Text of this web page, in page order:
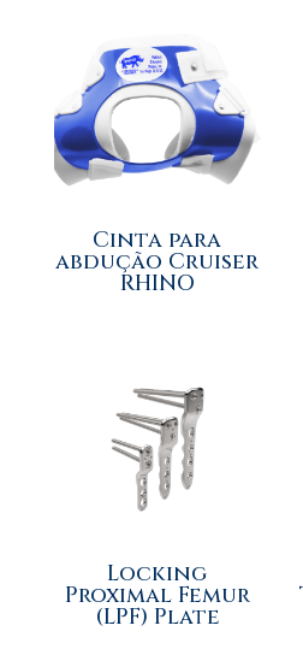
Cinta para
abdução Cruiser
RHINO
Locking
Proximal Femur
(LPF) Plate